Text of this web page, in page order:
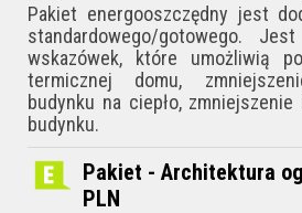
Pakiet energooszczędny jest
standardowego/gotowego.
wskazówek, któ­re umożliwią
termicznej domu,
budynku na ciepło,
budynku.
Pakiet - Architektura
PLN